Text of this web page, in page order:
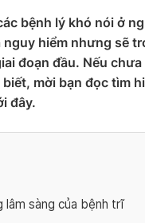
bệnh lý khó nói ở
hiểm nhưng sẽ
đoạn đầu. Nếu
mời bạn đọc tìm
đây.
lâm sàng của bệnh trĩ